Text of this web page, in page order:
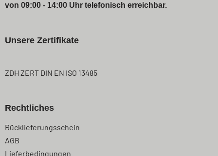
von 09:00 - 14:00 Uhr telefonisch erreichbar.
Unsere Zertifikate
ZDH ZERT DIN EN ISO 13485
Rechtliches
Navigation
überspringen
Rücklieferungsschein
AGB
Lieferbedingungen